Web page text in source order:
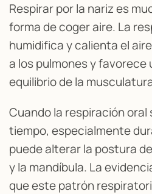
Respirar por la nariz es
forma de coger aire. La
humidifica y calienta el
a los pulmones y favorece
equilibrio de la
Cuando la respiración oral
tiempo, especialmente
puede alterar la postura
y la mandíbula. La
que este patrón